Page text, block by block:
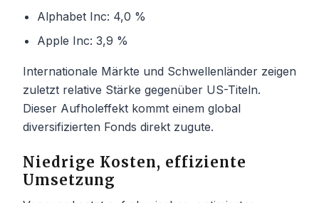
Alphabet Inc: 4,0 %
Apple Inc: 3,9 %
Internationale Märkte und Schwellenländer zeigen
zuletzt relative Stärke gegenüber US-Titeln.
Dieser Aufholeffekt kommt einem global
diversifizierten Fonds direkt zugute.
Niedrige Kosten, effiziente
Umsetzung